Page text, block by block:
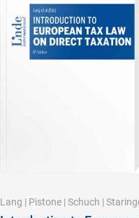
Lang | Pistone | Schuch |